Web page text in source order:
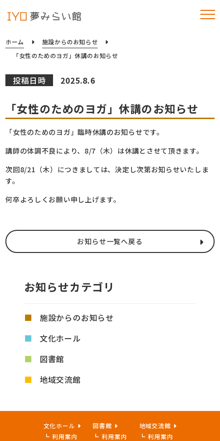
ホーム
施設からのお知らせ
「女性のためのヨガ」休講のお知らせ
投稿日時 2025.8.6
「女性のためのヨガ」休講のお知らせ
「女性のためのヨガ」臨時休講のお知らせです。
講師の体調不良により、8/7（木）は休講とさせて頂きます。
次回8/21（木）につきましては、決定し次第お知らせいたしま
す。
何卒よろしくお願い申し上げます。
お知らせ一覧へ戻る
お知らせカテゴリ
施設からのお知らせ
文化ホール
図書館
地域交流館
文化ホール
利用案内
図書館
利用案内
地域交流館
利用案内